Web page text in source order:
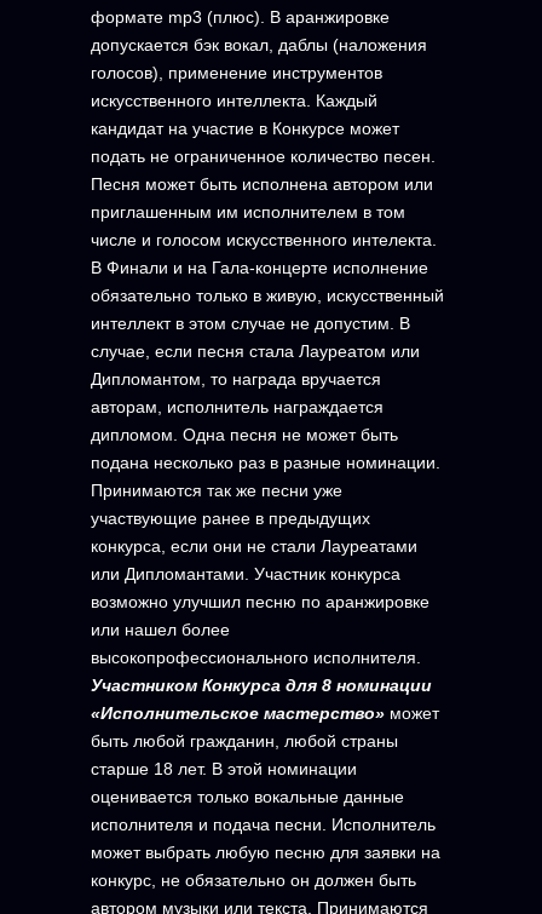
формате mp3 (плюс). В аранжировке
допускается бэк вокал, даблы (наложения
голосов), применение инструментов
искусственного интеллекта. Каждый
кандидат на участие в Конкурсе может
подать не ограниченное количество песен.
Песня может быть исполнена автором или
приглашенным им исполнителем в том
числе и голосом искусственного интелекта.
В Финали и на Гала-концерте исполнение
обязательно только в живую, искусственный
интеллект в этом случае не допустим. В
случае, если песня стала Лауреатом или
Дипломантом, то награда вручается
авторам, исполнитель награждается
дипломом. Одна песня не может быть
подана несколько раз в разные номинации.
Принимаются так же песни уже
участвующие ранее в предыдущих
конкурса, если они не стали Лауреатами
или Дипломантами. Участник конкурса
возможно улучшил песню по аранжировке
или нашел более
высокопрофессионального исполнителя.
Участником Конкурса для 8 номинации
«Исполнительское мастерство»может
быть любой гражданин, любой страны
старше 18 лет. В этой номинации
оценивается только вокальные данные
исполнителя и подача песни. Исполнитель
может выбрать любую песню для заявки на
конкурс, не обязательно он должен быть
автором музыки или текста. Принимаются